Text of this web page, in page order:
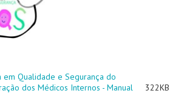
em Qualidade e Segurança do
dos Médicos Internos - Manual
322KB